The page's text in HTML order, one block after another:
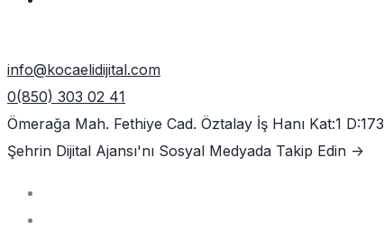
info@kocaelidijital.com
0(850) 303 02 41
Ömerağa Mah. Fethiye Cad. Öztalay İş Hanı Kat:1 D:173
Şehrin Dijital Ajansı'nı Sosyal Medyada Takip Edin ->